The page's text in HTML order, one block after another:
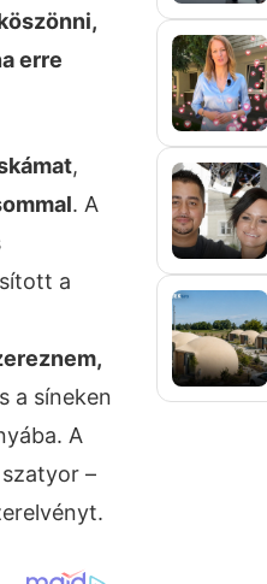
erre
,
. A
a
a síneken
A
–